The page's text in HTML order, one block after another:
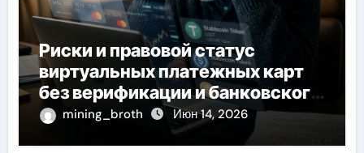
Риски и правовой статус
виртуальных платежных карт
без верификации и банковского
участия с пополнением
mining_broth Июн 14, 2026